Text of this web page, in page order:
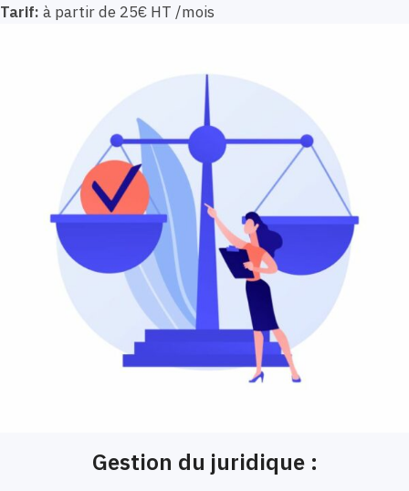
Tarif: à partir de 25€ HT /mois
Gestion du juridique :